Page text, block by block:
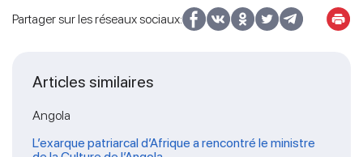
Partager sur les réseaux sociaux:
Articles similaires
Angola
L’exarque patriarcal d’Afrique a rencontré le ministre